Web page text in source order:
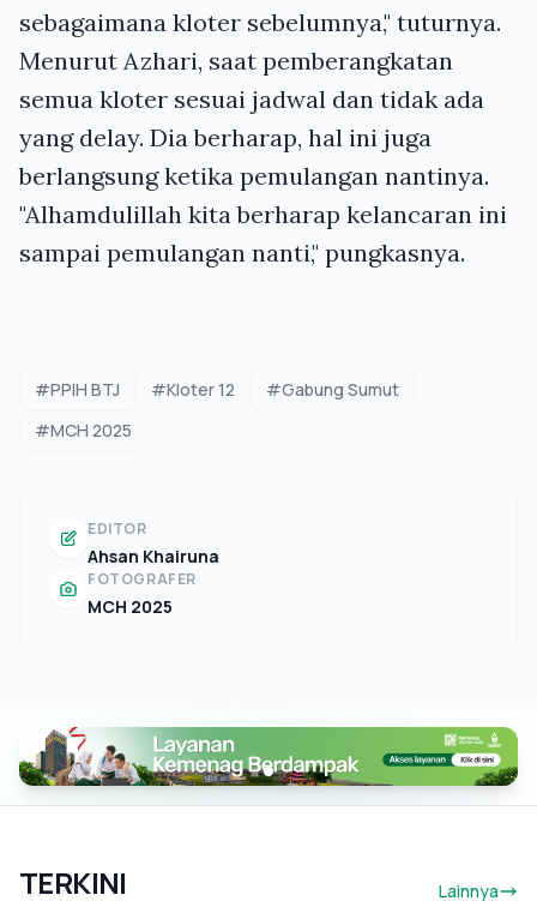
sebagaimana kloter sebelumnya," tuturnya.
Menurut Azhari, saat pemberangkatan
semua kloter sesuai jadwal dan tidak ada
yang delay. Dia berharap, hal ini juga
berlangsung ketika pemulangan nantinya.
"Alhamdulillah kita berharap kelancaran ini
sampai pemulangan nanti," pungkasnya.
#PPIH BTJ #Kloter 12
#Gabung Sumut
#MCH 2025
EDITOR
Ahsan Khairuna
FOTOGRAFER
MCH 2025
TERKINI Lainnya